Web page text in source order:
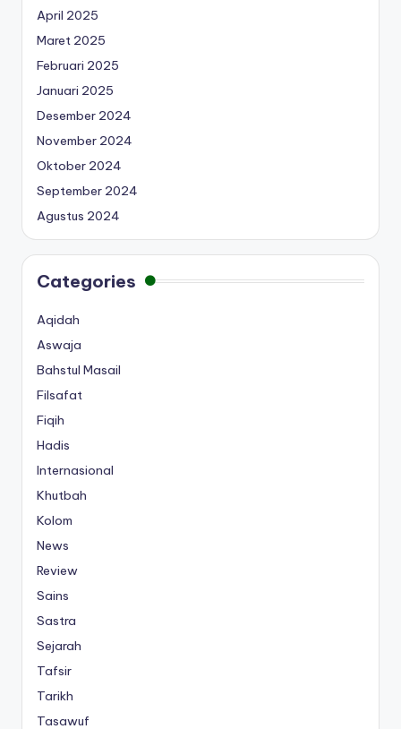
April 2025
Maret 2025
Februari 2025
Januari 2025
Desember 2024
November 2024
Oktober 2024
September 2024
Agustus 2024
Categories
Aqidah
Aswaja
Bahstul Masail
Filsafat
Fiqih
Hadis
Internasional
Khutbah
Kolom
News
Review
Sains
Sastra
Sejarah
Tafsir
Tarikh
Tasawuf